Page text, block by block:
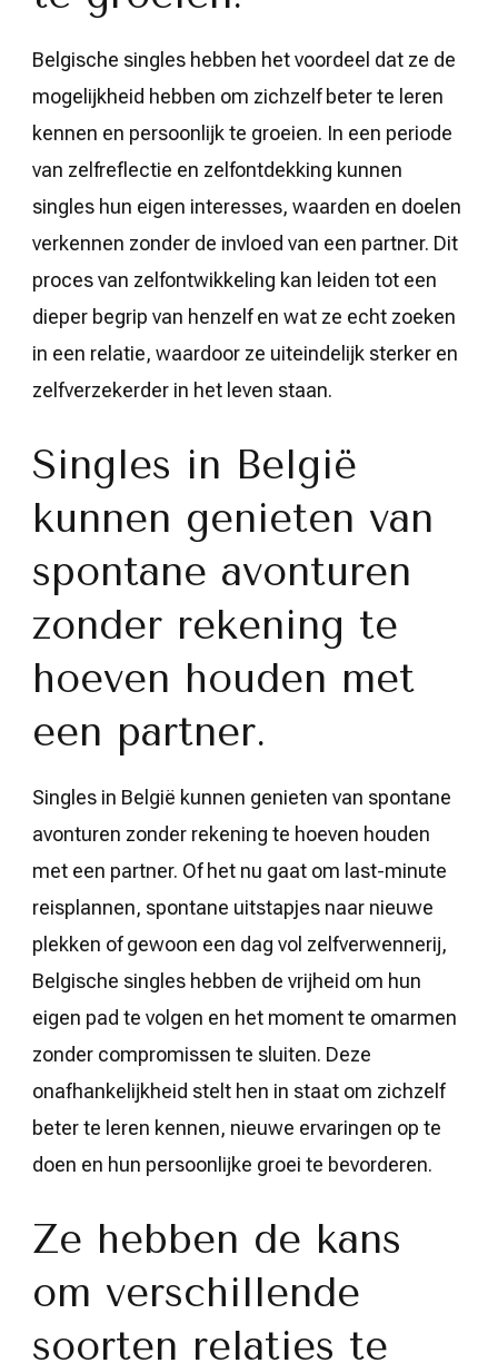
Belgische singles hebben het voordeel dat ze de
mogelijkheid hebben om zichzelf beter te leren
kennen en persoonlijk te groeien. In een periode
van zelfreflectie en zelfontdekking kunnen
singles hun eigen interesses, waarden en doelen
verkennen zonder de invloed van een partner. Dit
proces van zelfontwikkeling kan leiden tot een
dieper begrip van henzelf en wat ze echt zoeken
in een relatie, waardoor ze uiteindelijk sterker en
zelfverzekerder in het leven staan.
Singles in België
kunnen genieten van
spontane avonturen
zonder rekening te
hoeven houden met
een partner.
Singles in België kunnen genieten van spontane
avonturen zonder rekening te hoeven houden
met een partner. Of het nu gaat om last-minute
reisplannen, spontane uitstapjes naar nieuwe
plekken of gewoon een dag vol zelfverwennerij,
Belgische singles hebben de vrijheid om hun
eigen pad te volgen en het moment te omarmen
zonder compromissen te sluiten. Deze
onafhankelijkheid stelt hen in staat om zichzelf
beter te leren kennen, nieuwe ervaringen op te
doen en hun persoonlijke groei te bevorderen.
Ze hebben de kans
om verschillende
soorten relaties te